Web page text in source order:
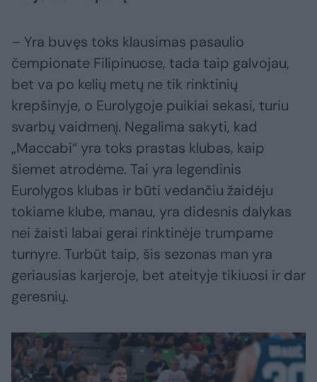
– Yra buvęs toks klausimas pasaulio
čempionate Filipinuose, tada taip galvojau,
bet va po kelių metų ne tik rinktinių
krepšinyje, o Eurolygoje puikiai sekasi, turiu
svarbų vaidmenį. Negalima sakyti, kad
„Maccabi“ yra toks prastas klubas, kaip
šiemet atrodėme. Tai yra legendinis
Eurolygos klubas ir būti vedančiu žaidėju
tokiame klube, manau, yra didesnis dalykas
nei žaisti labai gerai rinktinėje trumpame
turnyre. Turbūt taip, šis sezonas man yra
geriausias karjeroje, bet ateityje tikiuosi ir dar
geresnių.